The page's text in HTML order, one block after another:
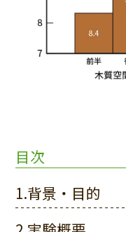
目次
1.背景・目的